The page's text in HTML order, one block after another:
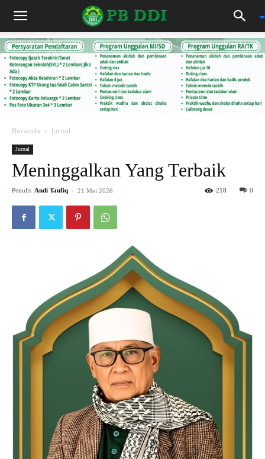
Beranda Jurnal
Jurnal
Meninggalkan Yang Terbaik
Penulis Andi Taufiq - 21 Mei 2026 0
218